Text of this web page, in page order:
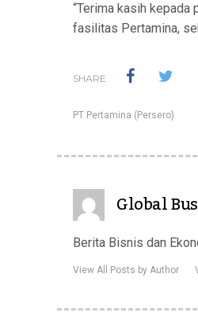
“Terima kasih kepada
fasilitas Pertamina,
SHARE
PT Pertamina (Persero)
Global
Berita Bisnis dan
View All Posts by Author